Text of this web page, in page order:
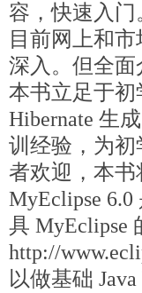
容，快速入门
目前网上和
深入。但全面
本书立足于
Hibernate 生
训经验，为初
者欢迎，本
MyEclipse
具 MyEclipse
http://
以做基础